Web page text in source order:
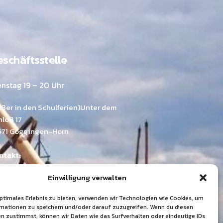
Einwilligung verwalten
Erlebnis zu bieten, verwenden wir Technologien wie Cookies, um
zu speichern und/oder darauf zuzugreifen. Wenn du diesen
zustimmst, können wir Daten wie das Surfverhalten oder eindeutige IDs
19 – 20 Uhr
in den Schulferien)Unter dem
17
Göggingen-Horn
Emer
07175 / 211 03 33
+49 7175 211 03 33